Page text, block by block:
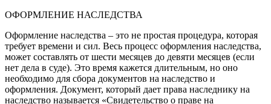
ОФОРМЛЕНИЕ НАСЛЕДСТВА
Оформление наследства – это не простая процедура, которая
требует времени и сил. Весь процесс оформления наследства,
может составлять от шести месяцев до девяти месяцев (если
нет дела в суде). Это время кажется длительным, но оно
необходимо для сбора документов на наследство и
оформления. Документ, который дает права наследнику на
наследство называется «Свидетельство о праве на